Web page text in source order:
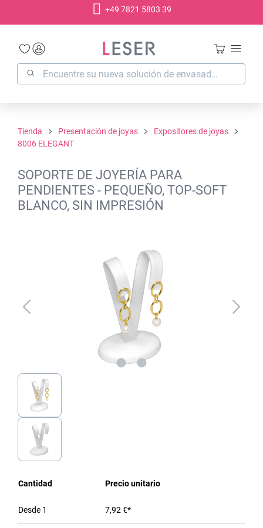
+49 7821 5803 39
Tienda Presentación de joyas
Expositores de joyas
8006 ELEGANT
SOPORTE DE JOYERÍA PARA
PENDIENTES - PEQUEÑO, TOP-SOFT
BLANCO, SIN IMPRESIÓN
Cantidad Precio unitario
Desde 1 7,92 €*